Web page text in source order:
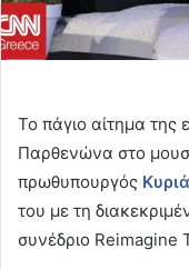
Το πάγιο αίτημα της
Παρθενώνα στο
πρωθυπουργός
του με τη
συνέδριο Reimagine